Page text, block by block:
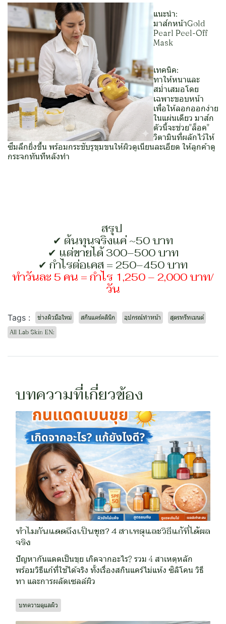
แนะนำ:
มาส์กหน้าGold
Pearl Peel-Off
Mask
เทคนิค:
ทาให้หนาและ
สม่ำเสมอโดย
เฉพาะขอบหน้า
เพื่อให้ลอกออกง่าย
ในแผ่นเดียว มาส์ก
ตัวนี้จะช่วย"ล็อค"
วิตามินที่ผลักไว้ให้
ซึมลึกยิ่งขึ้น พร้อมกระชับรูขุมขนให้ผิวดูเนียนละเอียด ให้ลูกค้าดู
กระจกทันทีหลังทำ
สรุป
✔ ต้นทุนจริงแค่ ~50 บาท
✔ แต่ขายได้ 300–500 บาท
✔ กำไรต่อเคส = 250–450 บาท
ทำวันละ 5 คน = กำไร 1,250 – 2,000 บาท/
วัน
Tags : ช่างผิวมือใหม่ สกินแคร์คลินิก อุปกรณ์ทำหน้า
สูตรทรีทเมนต์
All Lab Skin EN:
บทความที่เกี่ยวข้อง
ทำไมกันแดดถึงเป็นขุย? 4 สาเหตุและวิธีแก้ที่ได้ผล
จริง
ปัญหากันแดดเป็นขุย เกิดจากอะไร? รวม 4 สาเหตุหลัก
พร้อมวิธีแก้ที่ใช้ได้จริง ทั้งเรื่องสกินแคร์ไม่แห้ง ซิลิโคน วิธี
ทา และการผลัดเซลล์ผิว
บทความดูแลผิว